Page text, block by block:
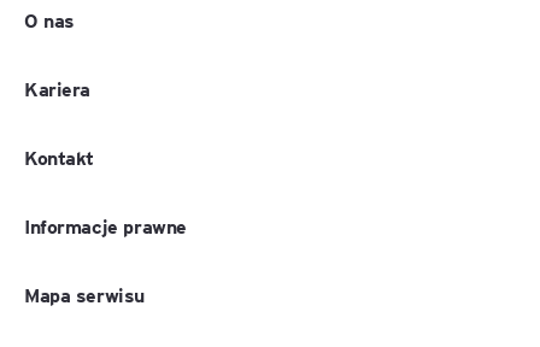
O nas
Kariera
Kontakt
Informacje prawne
Mapa serwisu